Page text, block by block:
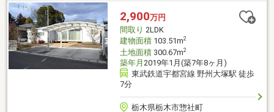
2,900万円
間取り 2LDK
建物面積103.51m2
土地面積300.67m2
築年月 2019年1月(築7年8ヶ月)
東武鉄道宇都宮線 野州大塚駅 徒歩
7分
栃木県栃木市惣社町